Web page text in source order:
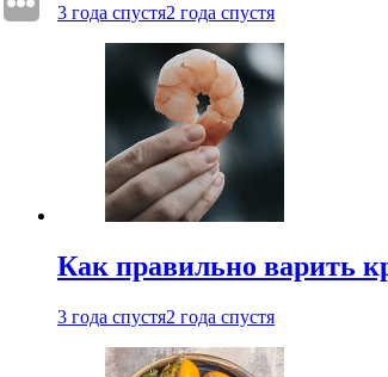
3 года спустя2 года спустя
Как правильно варить
3 года спустя2 года спустя